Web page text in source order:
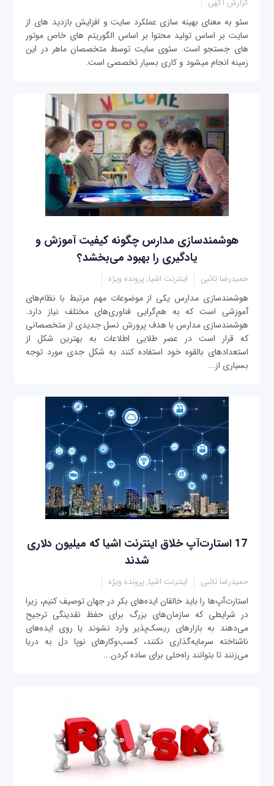
سئو به معنای بهینه سازی عملکرد سایت و افزایش بازدید های از
سایت بر اساس تولید محتوا بر اساس الگوریتم های خاص موتور
های جستجو است. سئوی سایت توسط متخصصان ماهر در این
زمینه انجام میشود و کاری بسیار تخصصی است.
هوشمندسازی مدارس چگونه کیفیت آموزش و
یادگیری را بهبود می‌بخشد؟
حمیدرضا تائبی اینترنت اشیا, پرونده ویژه
هوشمندسازی مدارس یکی از موضوعات مهم مرتبط با نظام‌های
آموزشی است که به هم‌گرایی فناوری‌های مختلف نیاز دارد.
هوشمندسازی مدارس با هدف پرورش نسل جدیدی از متخصصانی
که قرار است در عصر طلایی اطلاعات به بهترین شکل از
استعدادهای بالقوه خود استفاده کنند به شکل جدی مورد توجه
بسیاری از...
17 استارت‌آپ خلاق اینترنت اشیا که میلیون دلاری
شدند
حمیدرضا تائبی اینترنت اشیا, پرونده ویژه
استارت‌آپ‌ها را باید خالقان ایده‌های بکر در جهان توصیف کنیم، زیرا
در شرایطی که سازمان‌های بزرگ برای حفظ نقدینگی ترجیح
می‌دهند به بازارهای ریسک‌پذیر وارد نشوند یا روی ایده‌های
ناشناخته سرمایه‌گذاری نکنند، کسب‌وکارهای نوپا دل به دریا
می‌زنند تا بتوانند راه‌حلی برای ساده‌ کردن...